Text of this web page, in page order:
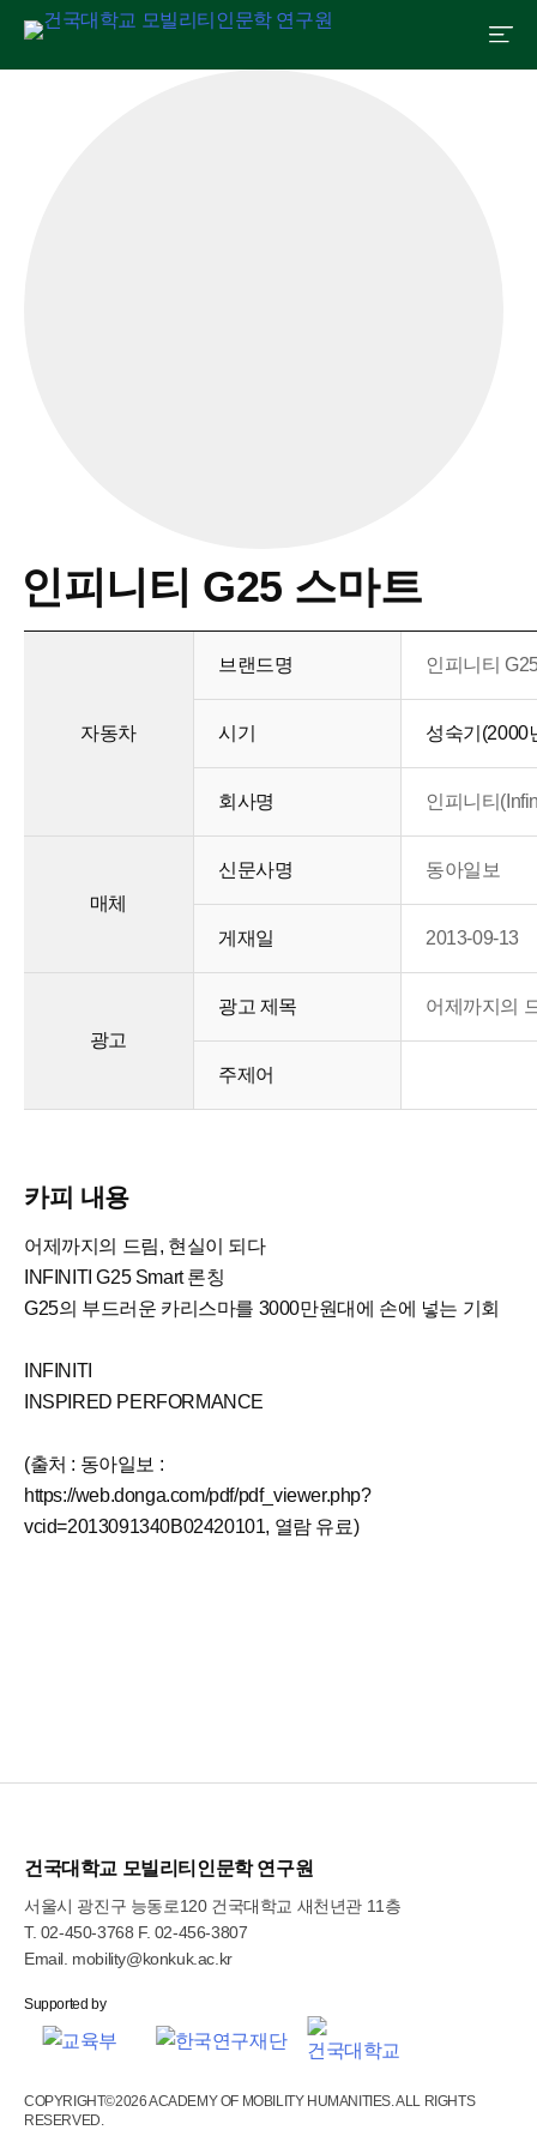
인피니티 G25 스마트
자동차
브랜드명 인피니티
시기 성숙기(2000
회사명 인피니티
매체
신문사명 동아일보
게재일 2013-09-13
광고
광고 제목 어제까지의
주제어
카피 내용
어제까지의 드림, 현실이 되다
INFINITI G25 Smart 론칭
G25의 부드러운 카리스마를 3000만원대에 손에 넣는 기회
INFINITI
INSPIRED PERFORMANCE
(출처 : 동아일보 :
https://web.donga.com/pdf/pdf_viewer.php?
vcid=2013091340B02420101, 열람 유료)
건국대학교 모빌리티인문학 연구원
서울시 광진구 능동로120 건국대학교 새천년관 11층
T. 02-450-3768 F. 02-456-3807
Email. mobility@konkuk.ac.kr
COPYRIGHT©2026 ACADEMY OF MOBILITY HUMANITIES. ALL RIGHTS
RESERVED.